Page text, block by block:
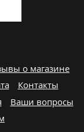
о магазине
Контакты
Ваши вопросы